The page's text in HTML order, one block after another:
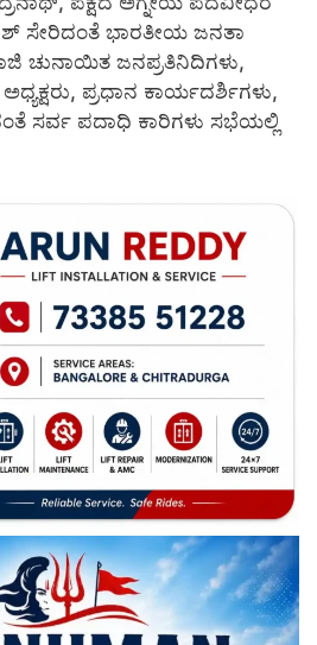
ಸೇರಿದಂತೆ ಭಾರತೀಯ ಜನತಾ
ಚುನಾಯಿತ ಜನಪ್ರತಿನಿದಿಗಳು,
ಪ್ರಧಾನ ಕಾರ್ಯದರ್ಶಿಗಳು,
ಸರ್ವ ಪದಾಧಿ ಕಾರಿಗಳು ಸಭೆಯಲ್ಲಿ